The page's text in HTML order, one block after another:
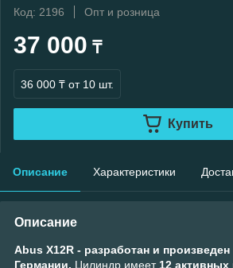
Код: 2196
Опт и розница
37 000 ₸
36 000 ₸ от 10 шт.
Купить
Описание Характеристики
Описание
Abus X12R - разработан и произведен
Германии. Цилиндр имеет 12 активных